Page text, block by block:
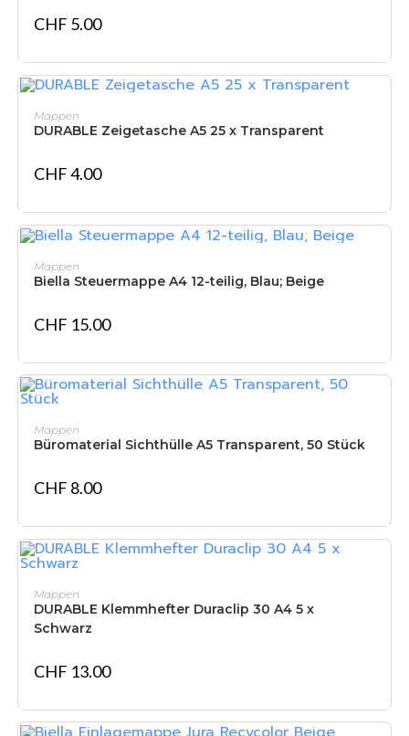
CHF 5.00
Mappen
DURABLE Zeigetasche A5 25 x Transparent
CHF4.00
Mappen
Biella Steuermappe A4 12-teilig, Blau; Beige
CHF 15.00
Mappen
Büromaterial Sichthülle A5 Transparent, 50 Stück
CHF 8.00
Mappen
DURABLE Klemmhefter Duraclip 30 A4 5 x
Schwarz
CHF 13.00